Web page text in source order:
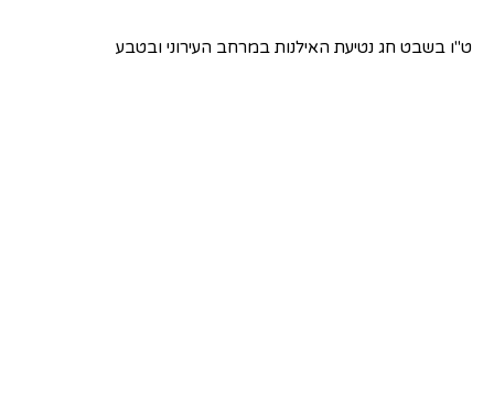
ט"ו בשבט חג נטיעת האילנות במרחב העירוני ובטבע